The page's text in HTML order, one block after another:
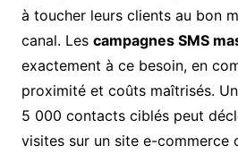
à toucher leurs clients au bon
canal. Les campagnes SMS
exactement à ce besoin, en
proximité et coûts maîtrisés.
5 000 contacts ciblés peut
visites sur un site e-commerce